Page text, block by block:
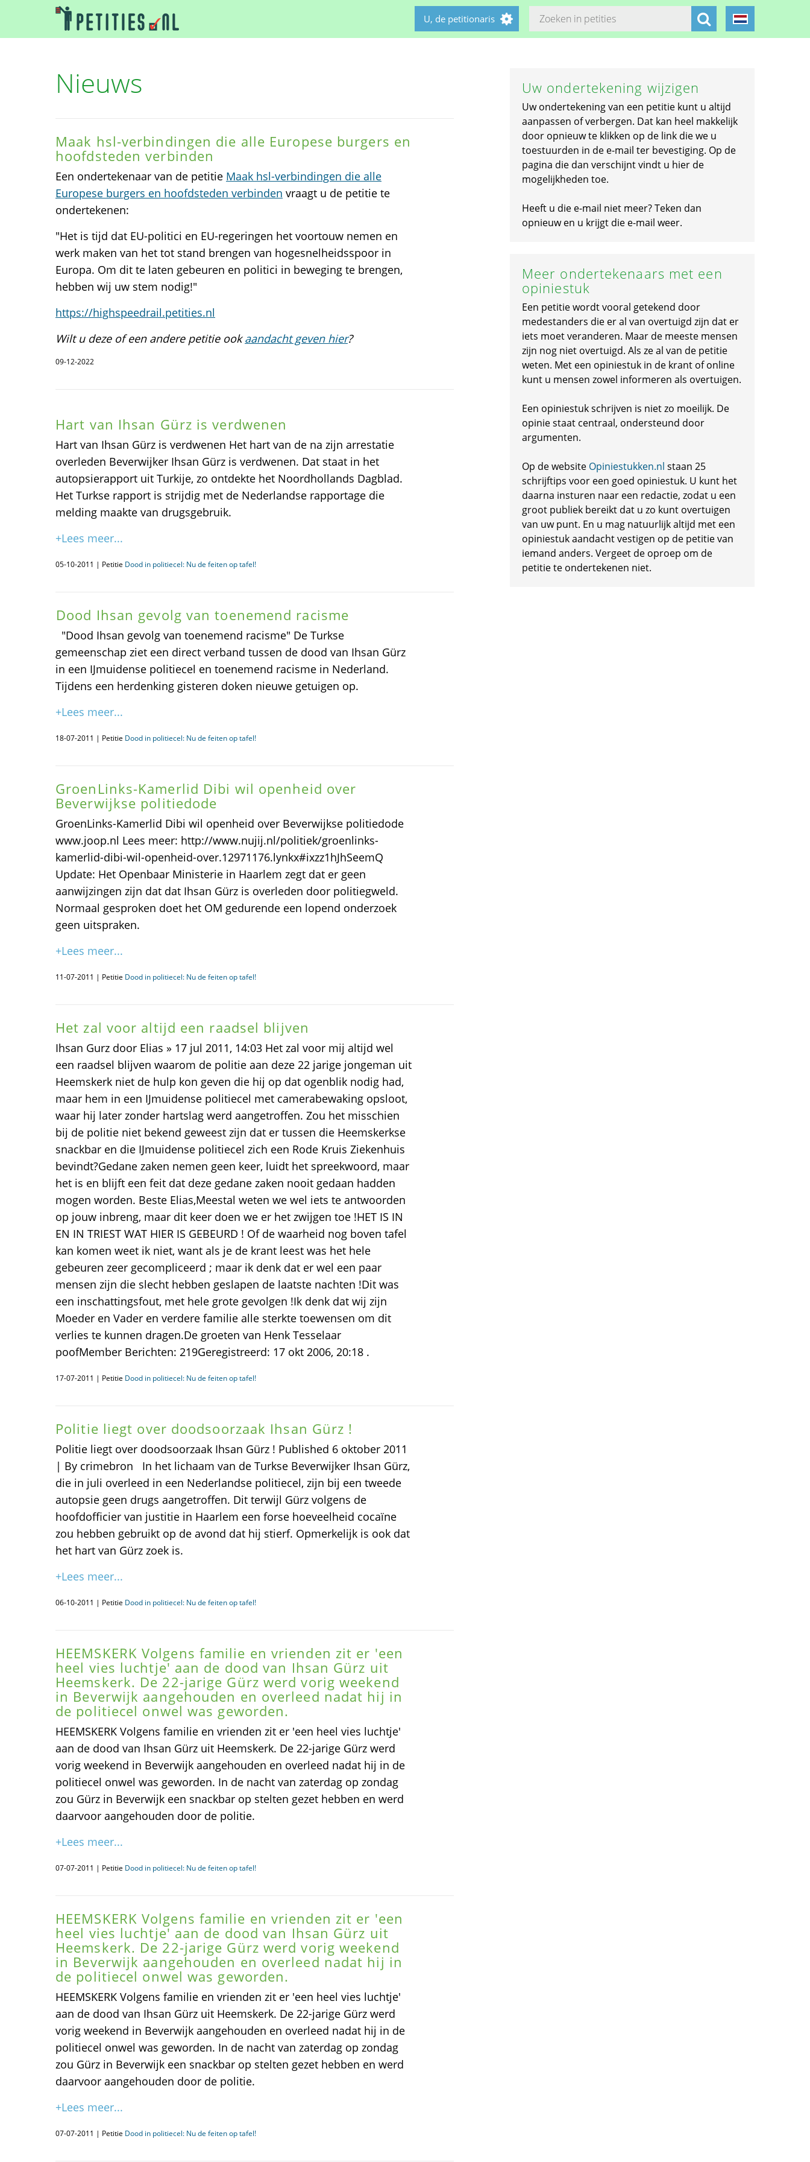
U, de petitionaris
Nieuws
Maak hsl-verbindingen die alle Europese burgers en
hoofdsteden verbinden
Een ondertekenaar van de petitie Maak hsl-verbindingen die alle
Europese burgers en hoofdsteden verbinden vraagt u de petitie te
ondertekenen:
"Het is tijd dat EU-politici en EU-regeringen het voortouw nemen en
werk maken van het tot stand brengen van hogesnelheidsspoor in
Europa. Om dit te laten gebeuren en politici in beweging te brengen,
hebben wij uw stem nodig!"
https://highspeedrail.petities.nl
Wilt u deze of een andere petitie ookaandacht geven hier?
09-12-2022
Hart van Ihsan Gürz is verdwenen
Hart van Ihsan Gürz is verdwenen Het hart van de na zijn arrestatie
overleden Beverwijker Ihsan Gürz is verdwenen. Dat staat in het
autopsierapport uit Turkije, zo ontdekte het Noordhollands Dagblad.
Het Turkse rapport is strijdig met de Nederlandse rapportage die
melding maakte van drugsgebruik.
+Lees meer...
05-10-2011 | Petitie Dood in politiecel: Nu de feiten op tafel!
Dood Ihsan gevolg van toenemend racisme
"Dood Ihsan gevolg van toenemend racisme" De Turkse
gemeenschap ziet een direct verband tussen de dood van Ihsan Gürz
in een IJmuidense politiecel en toenemend racisme in Nederland.
Tijdens een herdenking gisteren doken nieuwe getuigen op.
+Lees meer...
18-07-2011 | Petitie Dood in politiecel: Nu de feiten op tafel!
GroenLinks-Kamerlid Dibi wil openheid over
Beverwijkse politiedode
GroenLinks-Kamerlid Dibi wil openheid over Beverwijkse politiedode
www.joop.nl Lees meer: http://www.nujij.nl/politiek/groenlinks-
kamerlid-dibi-wil-openheid-over.12971176.lynkx#ixzz1hJhSeemQ
Update: Het Openbaar Ministerie in Haarlem zegt dat er geen
aanwijzingen zijn dat dat Ihsan Gürz is overleden door politiegweld.
Normaal gesproken doet het OM gedurende een lopend onderzoek
geen uitspraken.
+Lees meer...
11-07-2011 | Petitie Dood in politiecel: Nu de feiten op tafel!
Het zal voor altijd een raadsel blijven
Ihsan Gurz door Elias » 17 jul 2011, 14:03 Het zal voor mij altijd wel
een raadsel blijven waarom de politie aan deze 22 jarige jongeman uit
Heemskerk niet de hulp kon geven die hij op dat ogenblik nodig had,
maar hem in een IJmuidense politiecel met camerabewaking opsloot,
waar hij later zonder hartslag werd aangetroffen. Zou het misschien
bij de politie niet bekend geweest zijn dat er tussen die Heemskerkse
snackbar en die IJmuidense politiecel zich een Rode Kruis Ziekenhuis
bevindt?Gedane zaken nemen geen keer, luidt het spreekwoord, maar
het is en blijft een feit dat deze gedane zaken nooit gedaan hadden
mogen worden. Beste Elias,Meestal weten we wel iets te antwoorden
op jouw inbreng, maar dit keer doen we er het zwijgen toe !HET IS IN
EN IN TRIEST WAT HIER IS GEBEURD ! Of de waarheid nog boven tafel
kan komen weet ik niet, want als je de krant leest was het hele
gebeuren zeer gecompliceerd ; maar ik denk dat er wel een paar
mensen zijn die slecht hebben geslapen de laatste nachten !Dit was
een inschattingsfout, met hele grote gevolgen !Ik denk dat wij zijn
Moeder en Vader en verdere familie alle sterkte toewensen om dit
verlies te kunnen dragen.De groeten van Henk Tesselaar
poofMember Berichten: 219Geregistreerd: 17 okt 2006, 20:18 .
17-07-2011 | Petitie Dood in politiecel: Nu de feiten op tafel!
Politie liegt over doodsoorzaak Ihsan Gürz !
Politie liegt over doodsoorzaak Ihsan Gürz ! Published 6 oktober 2011
| By crimebron In het lichaam van de Turkse Beverwijker Ihsan Gürz,
die in juli overleed in een Nederlandse politiecel, zijn bij een tweede
autopsie geen drugs aangetroffen. Dit terwijl Gürz volgens de
hoofdofficier van justitie in Haarlem een forse hoeveelheid cocaïne
zou hebben gebruikt op de avond dat hij stierf. Opmerkelijk is ook dat
het hart van Gürz zoek is.
+Lees meer...
06-10-2011 | Petitie Dood in politiecel: Nu de feiten op tafel!
HEEMSKERK Volgens familie en vrienden zit er 'een
heel vies luchtje' aan de dood van Ihsan Gürz uit
Heemskerk. De 22-jarige Gürz werd vorig weekend
in Beverwijk aangehouden en overleed nadat hij in
de politiecel onwel was geworden.
HEEMSKERK Volgens familie en vrienden zit er 'een heel vies luchtje'
aan de dood van Ihsan Gürz uit Heemskerk. De 22-jarige Gürz werd
vorig weekend in Beverwijk aangehouden en overleed nadat hij in de
politiecel onwel was geworden. In de nacht van zaterdag op zondag
zou Gürz in Beverwijk een snackbar op stelten gezet hebben en werd
daarvoor aangehouden door de politie.
+Lees meer...
07-07-2011 | Petitie Dood in politiecel: Nu de feiten op tafel!
HEEMSKERK Volgens familie en vrienden zit er 'een
heel vies luchtje' aan de dood van Ihsan Gürz uit
Heemskerk. De 22-jarige Gürz werd vorig weekend
in Beverwijk aangehouden en overleed nadat hij in
de politiecel onwel was geworden.
HEEMSKERK Volgens familie en vrienden zit er 'een heel vies luchtje'
aan de dood van Ihsan Gürz uit Heemskerk. De 22-jarige Gürz werd
vorig weekend in Beverwijk aangehouden en overleed nadat hij in de
politiecel onwel was geworden. In de nacht van zaterdag op zondag
zou Gürz in Beverwijk een snackbar op stelten gezet hebben en werd
daarvoor aangehouden door de politie.
+Lees meer...
07-07-2011 | Petitie Dood in politiecel: Nu de feiten op tafel!
Uw ondertekening wijzigen
Uw ondertekening van een petitie kunt u altijd
aanpassen of verbergen. Dat kan heel makkelijk
door opnieuw te klikken op de link die we u
toestuurden in de e-mail ter bevestiging. Op de
pagina die dan verschijnt vindt u hier de
mogelijkheden toe.
Heeft u die e-mail niet meer? Teken dan
opnieuw en u krijgt die e-mail weer.
Meer ondertekenaars met een
opiniestuk
Een petitie wordt vooral getekend door
medestanders die er al van overtuigd zijn dat er
iets moet veranderen. Maar de meeste mensen
zijn nog niet overtuigd. Als ze al van de petitie
weten. Met een opiniestuk in de krant of online
kunt u mensen zowel informeren als overtuigen.
Een opiniestuk schrijven is niet zo moeilijk. De
opinie staat centraal, ondersteund door
argumenten.
Op de website Opiniestukken.nl staan 25
schrijftips voor een goed opiniestuk. U kunt het
daarna insturen naar een redactie, zodat u een
groot publiek bereikt dat u zo kunt overtuigen
van uw punt. En u mag natuurlijk altijd met een
opiniestuk aandacht vestigen op de petitie van
iemand anders. Vergeet de oproep om de
petitie te ondertekenen niet.